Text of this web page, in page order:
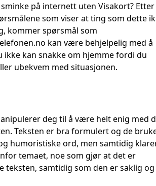
på internett uten Visakort?
som viser at ting som dette
kommer spørsmål som
kan være behjelpelig med å
ikke kan snakke om hjemme fordi du
ubekvem med situasjonen.
deg til å være helt enig med
Teksten er bra formulert og de
humoristiske ord, men samtidig
temaet, noe som gjør at det er
teksten, samtidig som den er saklig og